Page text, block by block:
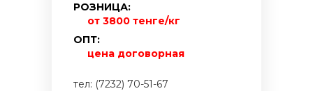
РОЗНИЦА:
от 3800 тенге/кг
ОПТ:
цена договорная
тел: (7232) 70-51-67